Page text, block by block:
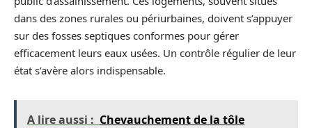
dans des zones rurales ou périurbaines, doivent s’appuyer
sur des fosses septiques conformes pour gérer
efficacement leurs eaux usées. Un contrôle régulier de leur
état s’avère alors indispensable.
A lire aussi : Chevauchement de la tôle